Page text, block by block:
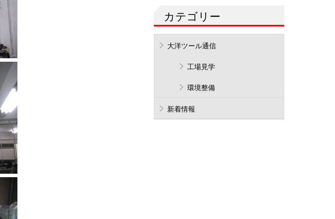
カテゴリー
大洋ツール通信
工場見学
環境整備
新着情報